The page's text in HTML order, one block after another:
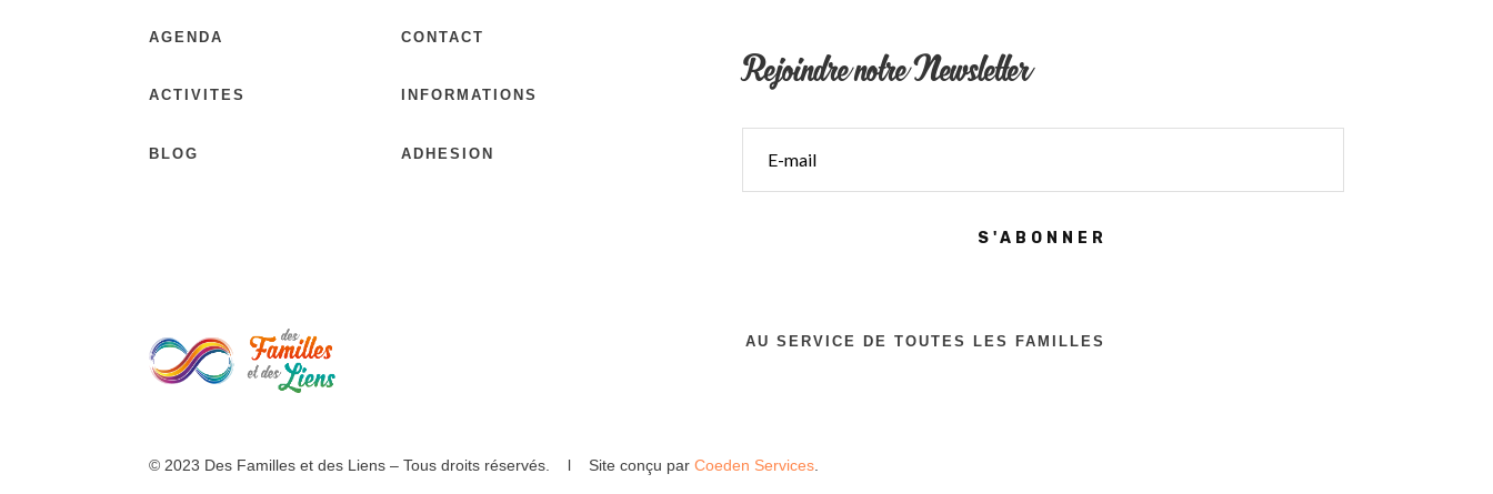
AGENDA
ACTIVITES
BLOG
CONTACT
INFORMATIONS
ADHESION
Rejoindre notre Newsletter
S'ABONNER
AU SERVICE DE TOUTES LES FAMILLES
© 2023 Des Familles et des Liens – Tous droits réservés. l Site conçu parCoeden Services